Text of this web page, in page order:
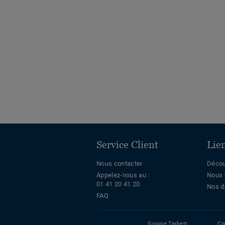
Service Client
Nous contacter
Appelez-nous au :
01 41 20 41 20
FAQ
Nous
Nos